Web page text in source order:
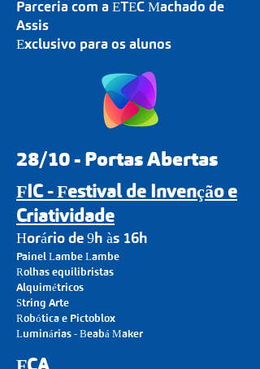
Parceria com a ETEC Machado de
Assis
Exclusivo para os alunos
28/10 - Portas Abertas
FIC - Festival de Invenção e
Criatividade
Horário de 9h às 16h
Painel Lambe Lambe
Rolhas equilibristas
Alquimétricos
String Arte
Robótica e Pictoblox
Luminárias - Beabá Maker